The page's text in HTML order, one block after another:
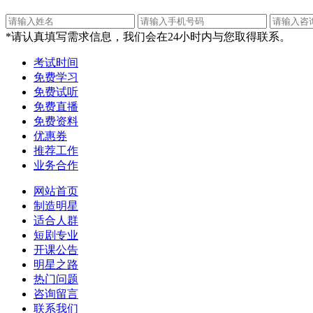
*请认真填写需求信息，我们会在24小时内与您取得联系。
考试时间
免费学习
免费试听
免费直播
免费资料
优惠券
推荐工作
业务合作
网站首页
制造明星
适合人群
短剧专业
开课公告
明星之路
热门问题
咨询留言
联系我们